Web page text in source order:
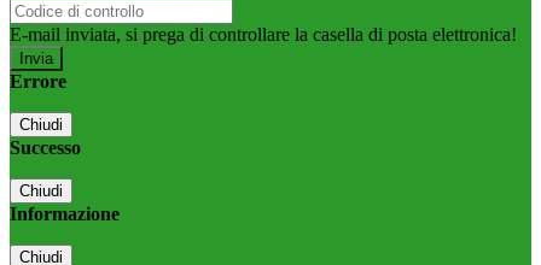
E-mail inviata, si prega di controllare la casella di posta elettronica!
Errore
Chiudi
Successo
Chiudi
Informazione
Chiudi